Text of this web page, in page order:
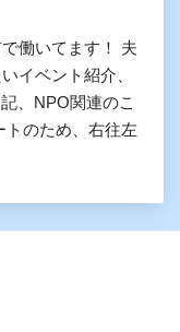
働いてます！ 夫
イベント紹介、
、NPO関連のこ
トのため、右往左